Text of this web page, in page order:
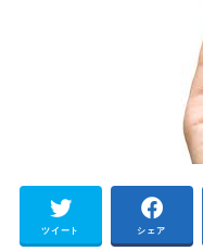
ツイート シェア